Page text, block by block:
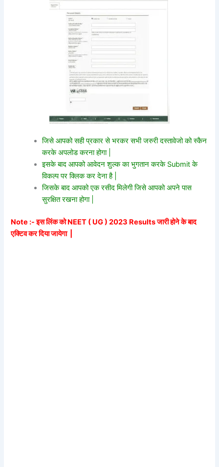
जिसे आपको सही प्रकार से भरकर सभी जरुरी दस्तावेजो को स्कैन
करके अपलोड करना होगा |
इसके बाद आपको आवेदन शुल्क का भुगतान करके Submit के
विकल्प पर क्लिक कर देना है |
जिसके बाद आपको एक रसीद मिलेगी जिसे आपको अपने पास
सुरक्षित रखना होगा |
Note :- इस लिंक को NEET ( UG ) 2023 Results जारी होने के बाद
एक्टिव कर दिया जायेगा |